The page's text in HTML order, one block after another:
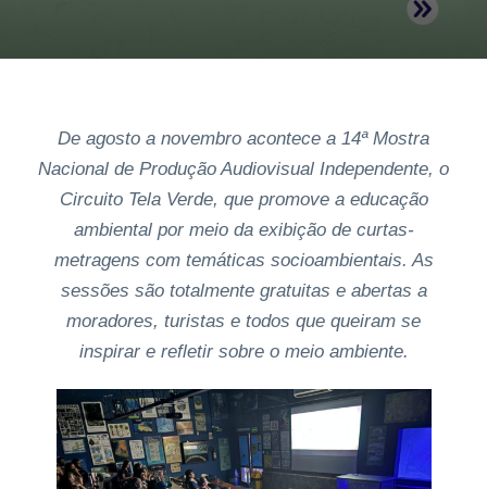
De agosto a novembro acontece a 14ª Mostra
Nacional de Produção Audiovisual Independente, o
Circuito Tela Verde, que promove a educação
ambiental por meio da exibição de curtas-
metragens com temáticas socioambientais. As
sessões são totalmente gratuitas e abertas a
moradores, turistas e todos que queiram se
inspirar e refletir sobre o meio ambiente.